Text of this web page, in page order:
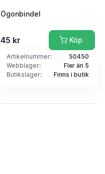
Ögonbindel
45 kr Köp
Artikelnummer:
50450
Webblager:
Fler än 5
Butikslager:
Finns i butik